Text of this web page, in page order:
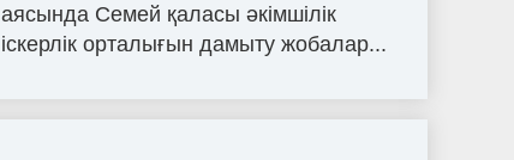
аясында Семей қаласы әкімшілік
іскерлік орталығын дамыту жобалар...